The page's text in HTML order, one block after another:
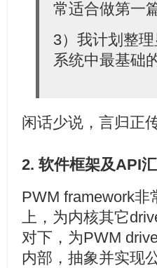
常适合做第一篇
3）我计划整
系统中最基础
闲话少说，言归正
2. 软件框架及API
PWM framework非
上，为内核其它
对下，为PWM
内部，抽象并实现